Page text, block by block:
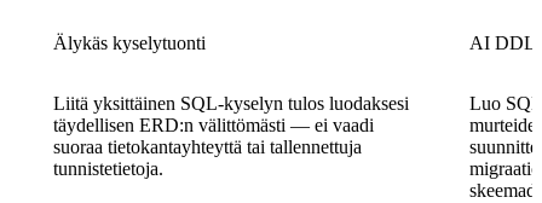
Älykäs kyselytuonti
Liitä yksittäinen SQL-kyselyn tulos luodaksesi
täydellisen ERD:n välittömästi — ei vaadi
suoraa tietokantayhteyttä tai tallennettuja
tunnistetietoja.
AI
Luo